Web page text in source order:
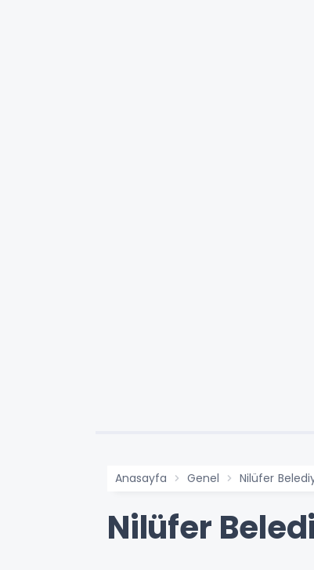
Anasayfa Genel Nilüfer
Nilüfer